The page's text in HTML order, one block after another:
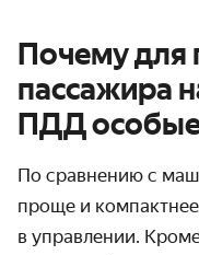
Почему для
пассажира
ПДД особые
По сравнению с
проще и
в управлении.